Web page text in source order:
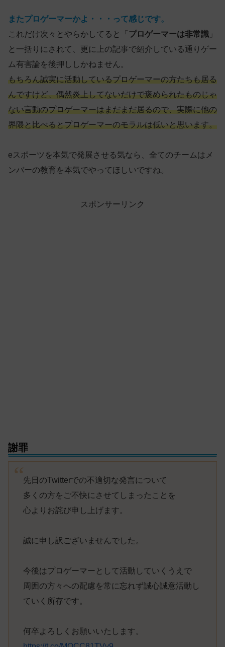
またプロゲーマーかよ・・・って感じです。
これだけ次々とやらかしてると「 プロゲーマーは非常識 」
と一括りにされて、更に上の記事で紹介している通りゲー
ム有害論を後押ししかねません。
もちろん誠実に活動しているプロゲーマーの方たちも居る
んですけど、偶然炎上してないだけで褒められたものじゃ
ない言動のプロゲーマーはまだまだ居るので、実際に他の
界隈と比べるとプロゲーマーのモラルは低いと思います。
eスポーツを本気で発展させる気なら、全てのチームはメ
ンバーの教育を本気でやってほしいですね。
スポンサーリンク
謝罪
先日のTwitterでの不適切な発言について
多くの方をご不快にさせてしまったことを
心よりお詫び申し上げます。
誠に申し訳ございませんでした。
今後はプロゲーマーとして活動していくうえで
周囲の方々への配慮を常に忘れず誠心誠意活動し
ていく所存です。
何卒よろしくお願いいたします。